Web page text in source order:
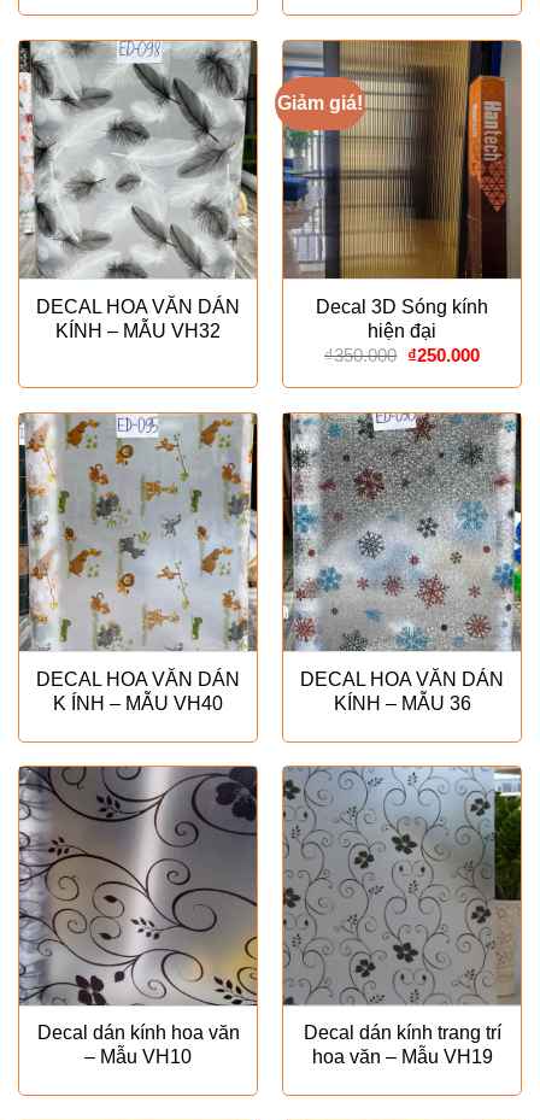
là:
₫350.000.
tại
là:
₫250.000.
DECAL HOA VĂN DÁN
KÍNH – MẪU VH32
Giảm giá!
Decal 3D Sóng kính
hiện đại
₫350.000 Giá
là:
₫350.000.
₫250.000Giá
tại
là:
DECAL HOA VĂN DÁN
K ÍNH – MẪU VH40
DECAL HOA VĂN DÁN
KÍNH – MẪU 36
Decal dán kính hoa văn
– Mẫu VH10
Decal dán kính trang trí
hoa văn – Mẫu VH19